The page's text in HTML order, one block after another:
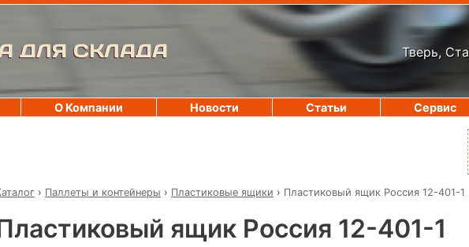
ДЛЯ СКЛАДА
Тверь,
› Паллеты и контейнеры › Пластиковые ящики › Пластиковый ящик Россия 12-401-1
ящик Россия 12-401-1
О Компании Новости Статьи Сервис